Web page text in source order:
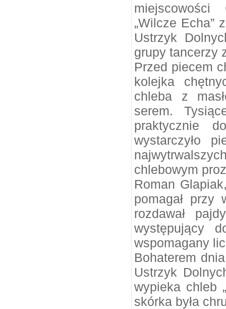
miejscowości
„Wilcze Echa”
Ustrzyk
grupy tancerzy
Przed piecem
kolejka
chleba z
serem.
praktycznie
wystarczyło
chlebowym
Roman
pomagał przy
rozdawał
występujący
wspomagany
Bohaterem
Ustrzyk
wypieka chleb
skórka była